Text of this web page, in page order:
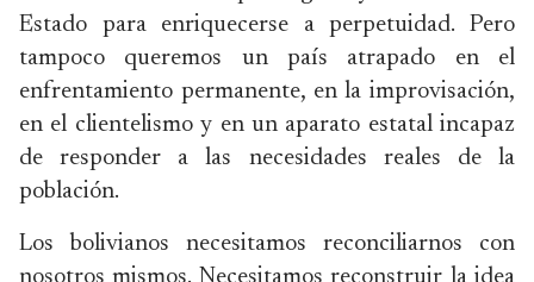
Estado para enriquecerse a perpetuidad. Pero
tampoco queremos un país atrapado en el
enfrentamiento permanente, en la improvisación,
en el clientelismo y en un aparato estatal incapaz
de responder a las necesidades reales de la
población.
Los bolivianos necesitamos reconciliarnos con
nosotros mismos. Necesitamos reconstruir la idea